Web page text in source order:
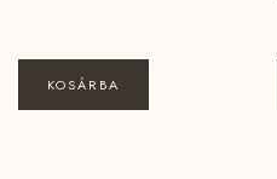
KOSÁRBA